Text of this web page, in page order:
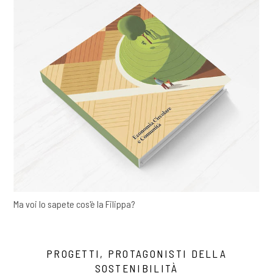
Ma voi lo sapete cos'è la Filippa?
PROGETTI, PROTAGONISTI DELLA
SOSTENIBILITÀ